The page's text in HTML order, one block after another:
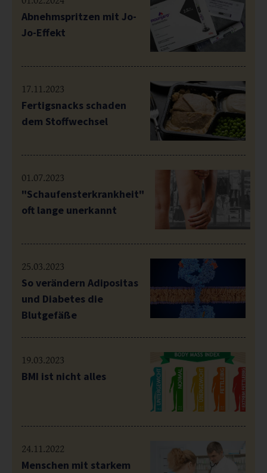
Abnehmspritzen mit Jo-
Jo-Effekt
17.11.2023
Fertigsnacks schaden
dem Stoffwechsel
01.07.2023
"Schaufensterkrankheit"
oft lange unerkannt
25.03.2023
So verändern Adipositas
und Diabetes die
Blutgefäße
19.03.2023
BMI ist nicht alles
24.11.2022
Menschen mit starkem